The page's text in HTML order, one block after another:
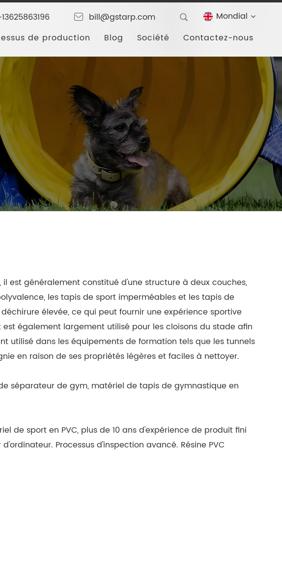
bill@gstarp.com
Mondial
de production Blog Société Contactez-nous
est généralement constitué d'une structure à deux couches,
les tapis de sport imperméables et les tapis de
élevée, ce qui peut fournir une expérience sportive
également largement utilisé pour les cloisons du stade afin
utilisé dans les équipements de formation tels que les tunnels
en raison de ses propriétés légères et faciles à nettoyer.
séparateur de gym, matériel de tapis de gymnastique en
de sport en PVC, plus de 10 ans d'expérience de produit fini
Processus d'inspection avancé. Résine PVC